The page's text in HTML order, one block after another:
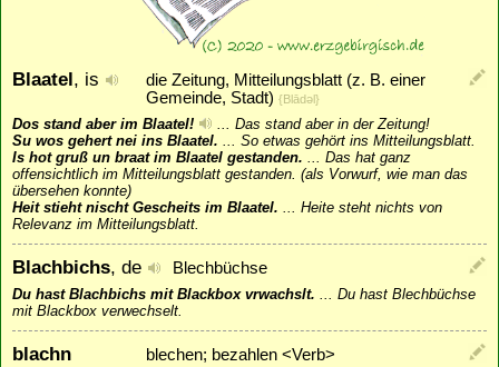
Blaatel, is
die Zeitung, Mitteilungsblatt (z. B. einer
Gemeinde, Stadt) {Blādǝl}
Dos stand aber im Blaatel! ... Das stand aber in der Zeitung!
Su wos gehert nei ins Blaatel. ... So etwas gehört ins Mitteilungsblatt.
Is hot gruß un braat im Blaatel gestanden. ... Das hat ganz
offensichtlich im Mitteilungsblatt gestanden. (als Vorwurf, wie man das
übersehen konnte)
Heit stieht nischt Gescheits im Blaatel. ... Heite steht nichts von
Relevanz im Mitteilungsblatt.
Blachbichs, de Blechbüchse
Du hast Blachbichs mit Blackbox vrwachslt. ... Du hast Blechbüchse
mit Blackbox verwechselt.
blachn blechen; bezahlen <Verb>